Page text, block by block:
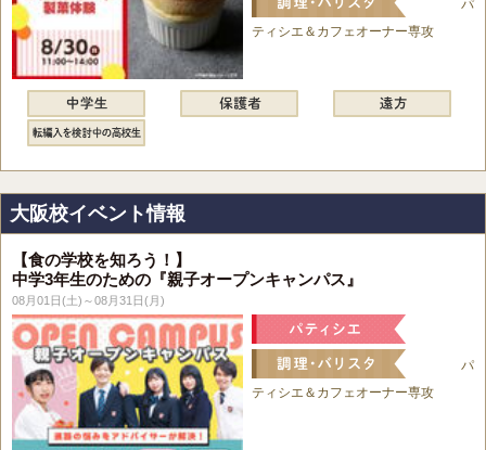
パ
ティシエ＆カフェオーナー専攻
大阪校イベント情報
【食の学校を知ろう！】
中学3年生のための『親子オープンキャンパス』
08月01日(土)～08月31日(月)
パ
ティシエ＆カフェオーナー専攻